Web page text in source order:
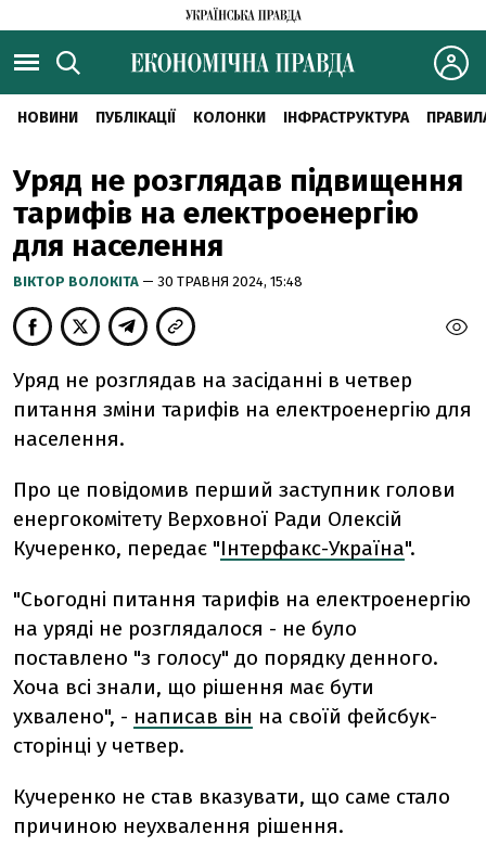
НОВИНИ ПУБЛІКАЦІЇ КОЛОНКИ ІНФРАСТРУКТУРА
Уряд не розглядав підвищення
тарифів на електроенергію
для населення
ВІКТОР ВОЛОКІТА — 30 ТРАВНЯ 2024, 15:48
Уряд не розглядав на засіданні в четвер
питання зміни тарифів на електроенергію для
населення.
Про це повідомив перший заступник голови
енергокомітету Верховної Ради Олексій
Кучеренко, передає "Інтерфакс-Україна".
"Сьогодні питання тарифів на електроенергію
на уряді не розглядалося - не було
поставлено "з голосу" до порядку денного.
Хоча всі знали, що рішення має бути
ухвалено", - написав він на своїй фейсбук-
сторінці у четвер.
Кучеренко не став вказувати, що саме стало
причиною неухвалення рішення.